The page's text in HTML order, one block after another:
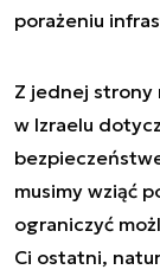
porażeniu
Z jednej strony
w Izraelu
musimy wziąć
ograniczyć
Ci ostatni,